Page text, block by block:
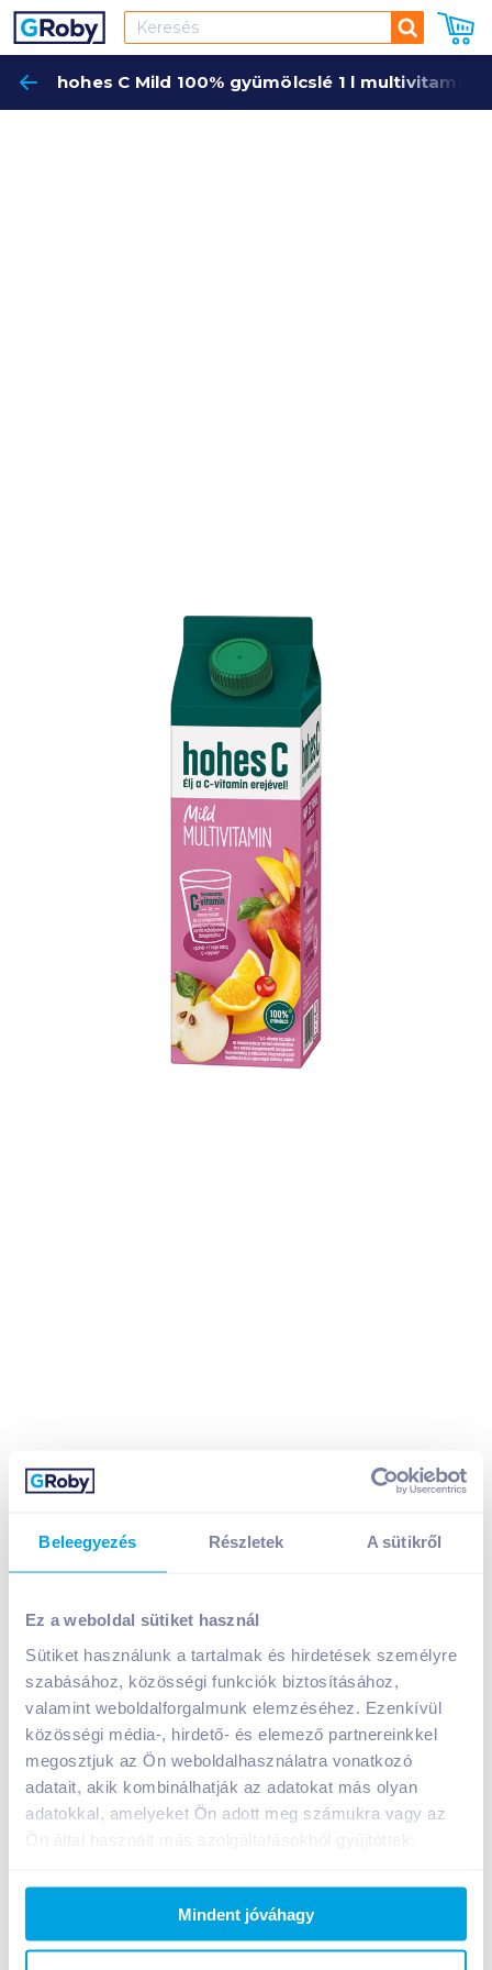
Beleegyezés Részletek A sütikről
Ez a weboldal sütiket használ
Sütiket használunk a tartalmak és hirdetések személyre
szabásához, közösségi funkciók biztosításához,
valamint weboldalforgalmunk elemzéséhez. Ezenkívül
közösségi média-, hirdető- és elemező partnereinkkel
megosztjuk az Ön weboldalhasználatra vonatkozó
adatait, akik kombinálhatják az adatokat más olyan
adatokkal, amelyeket Ön adott meg számukra vagy az
Ön által használt más szolgáltatásokból gyűjtöttek.
Mindent jóváhagy
Keresés
hohes C Mild 100% gyümölcslé 1 l multivitamin
1 199Ft /
Egységár: 1 199Ft / liter
KosárbaKosárba
1 karton = 12 db
+1 karton a kosárba
Bevásárlólistához adom Értesíts, ha olcsóbb!